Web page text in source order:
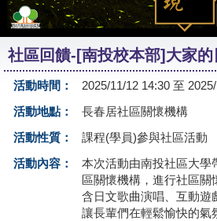
活動花絮
課程一覽表
志工與社團
友站連結
社區回饋-[南投校本部]大家的
活動時間：
2025/11/12 14:30 至
活動地點：
長春居社區關懷機構
活動性質：
課程(學員)參與社區活動
活動內容：
本次活動由南投社區大學
區關懷機構，進行社區關
含日文歌曲演唱、互動遊
讓長輩們在輕鬆愉快的氣